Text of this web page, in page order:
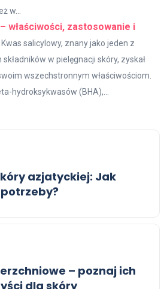
w...
właściwości, zastosowanie i
Kwas salicylowy, znany jako jeden z
w pielęgnacji skóry, zyskał
wszechstronnym właściwościom.
hydroksykwasów (BHA),...
azjatyckiej: Jak
– poznaj ich
dla skóry